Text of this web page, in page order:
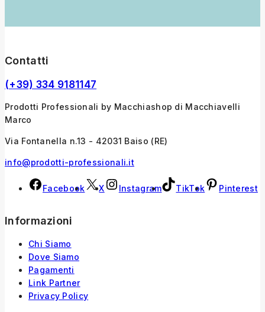
Contatti
(+39) 334 9181147
Prodotti Professionali by Macchiashop di Macchiavelli
Marco
Via Fontanella n.13 - 42031 Baiso (RE)
info@prodotti-professionali.it
Facebook X Instagram TikTok Pinterest
Informazioni
Chi Siamo
Dove Siamo
Pagamenti
Link Partner
Privacy Policy